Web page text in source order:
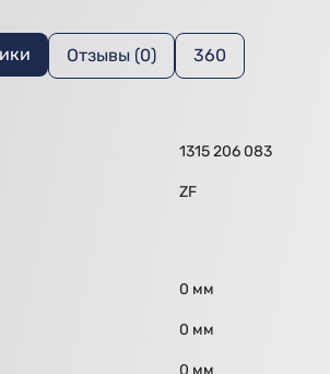
Отзывы (0) 360
1315 206 083
ZF
0 мм
0 мм
0 мм